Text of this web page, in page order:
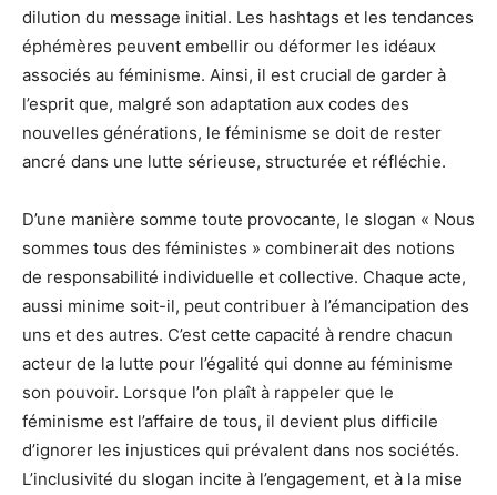
dilution du message initial. Les hashtags et les tendances
éphémères peuvent embellir ou déformer les idéaux
associés au féminisme. Ainsi, il est crucial de garder à
l’esprit que, malgré son adaptation aux codes des
nouvelles générations, le féminisme se doit de rester
ancré dans une lutte sérieuse, structurée et réfléchie.
D’une manière somme toute provocante, le slogan « Nous
sommes tous des féministes » combinerait des notions
de responsabilité individuelle et collective. Chaque acte,
aussi minime soit-il, peut contribuer à l’émancipation des
uns et des autres. C’est cette capacité à rendre chacun
acteur de la lutte pour l’égalité qui donne au féminisme
son pouvoir. Lorsque l’on plaît à rappeler que le
féminisme est l’affaire de tous, il devient plus difficile
d’ignorer les injustices qui prévalent dans nos sociétés.
L’inclusivité du slogan incite à l’engagement, et à la mise